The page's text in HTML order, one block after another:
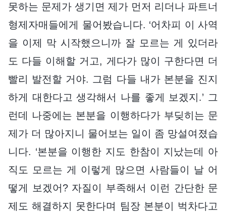
못하는 문제가 생기면 제가 먼저 리더나 파트너
형제자매들에게 물어봤습니다. ‘어차피 이 사역
을 이제 막 시작했으니까 잘 모르는 게 있더라
도 다들 이해할 거고, 게다가 많이 구한다면 더
빨리 발전할 거야. 그럼 다들 내가 본분을 진지
하게 대한다고 생각해서 나를 좋게 보겠지.’ 그
런데 나중에는 본분을 이행하다가 부딪히는 문
제가 더 많아지니 물어보는 일이 좀 망설여졌습
니다. ‘본분을 이행한 지도 한참이 지났는데 아
직도 모르는 게 이렇게 많으면 사람들이 날 어
떻게 보겠어? 자질이 부족해서 이런 간단한 문
제도 해결하지 못한다며 팀장 본분이 벅차다고